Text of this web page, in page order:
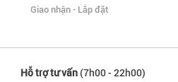
Giao nhận - Lắp đặt
Hỗ trợ tư vấn (7h00 - 22h00)